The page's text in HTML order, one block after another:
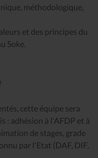
méthodologique,
et des principes du
Soke.
cette équipe sera
: adhésion à l'AFDP et à
de stages, grade
par l'Etat (DAF, DIF,